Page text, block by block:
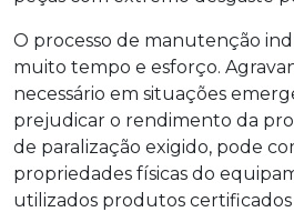
O processo de manutenção
muito tempo e esforço.
necessário em situações
prejudicar o rendimento da
de paralização exigido, pode
propriedades físicas do
utilizados produtos